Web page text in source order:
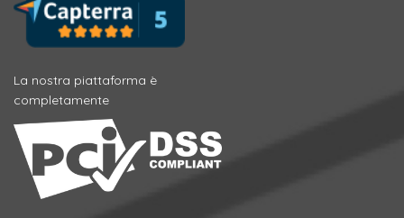
La nostra piattaforma è
completamente